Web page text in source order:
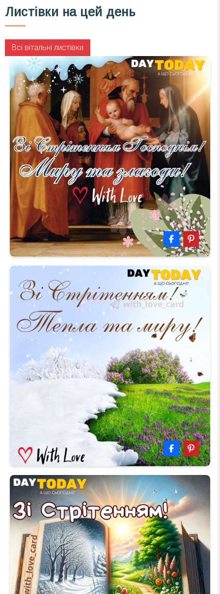
Листівки на цей день
Всі вітальні листівки